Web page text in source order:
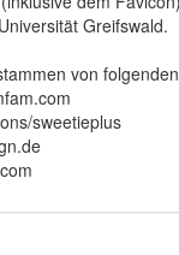
Greifswald.
von
sweetieplus